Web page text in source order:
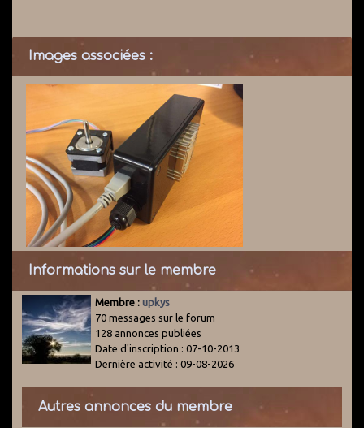
Images associées :
Informations sur le membre
Membre : upkys
70 messages sur le forum
128 annonces publiées
Date d'inscription : 07-10-2013
Dernière activité : 09-08-2026
Autres annonces du membre